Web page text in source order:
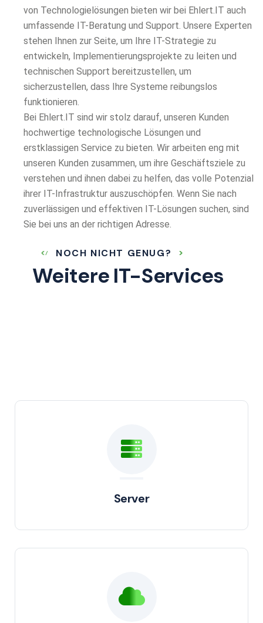
von Technologielösungen bieten wir bei Ehlert.IT auch
umfassende IT-Beratung und Support. Unsere Experten
stehen Ihnen zur Seite, um Ihre IT-Strategie zu
entwickeln, Implementierungsprojekte zu leiten und
technischen Support bereitzustellen, um
sicherzustellen, dass Ihre Systeme reibungslos
funktionieren.
Bei Ehlert.IT sind wir stolz darauf, unseren Kunden
hochwertige technologische Lösungen und
erstklassigen Service zu bieten. Wir arbeiten eng mit
unseren Kunden zusammen, um ihre Geschäftsziele zu
verstehen und ihnen dabei zu helfen, das volle Potenzial
ihrer IT-Infrastruktur auszuschöpfen. Wenn Sie nach
zuverlässigen und effektiven IT-Lösungen suchen, sind
Sie bei uns an der richtigen Adresse.
NOCH NICHT GENUG?
Weitere IT-Services
Server